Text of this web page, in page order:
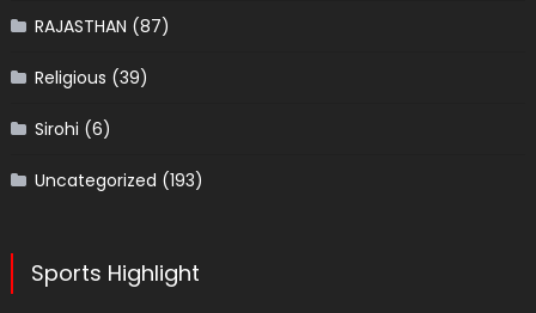
RAJASTHAN (87)
Religious (39)
Sirohi (6)
Uncategorized (193)
Sports Highlight